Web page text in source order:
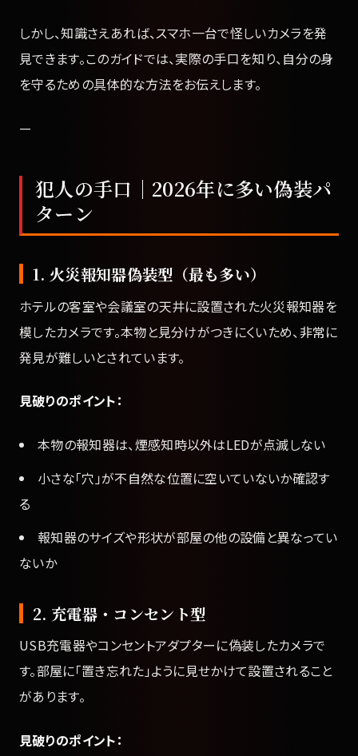
しかし、知識さえあれば、スマホ一台で怪しいカメラを発
見できます。このガイドでは、実際の手口を知り、自分の身
を守るための具体的な方法をお伝えします。
—
犯人の手口｜2026年に多い偽装パ
ターン
1. 火災報知器偽装型（最も多い）
ホテルの客室や会議室の天井に設置された火災報知器を
模したカメラです。本物と見分けがつきにくいため、非常に
発見が難しいとされています。
見破りのポイント：
本物の報知器は、煙感知時以外はLEDが点滅しない
小さな「穴」が不自然な位置に空いていないか確認す
る
報知器のサイズや形状が部屋の他の設備と異なってい
ないか
2. 充電器・コンセント型
USB充電器やコンセントアダプターに偽装したカメラで
す。部屋に「置き忘れた」ように見せかけて設置されること
があります。
見破りのポイント：